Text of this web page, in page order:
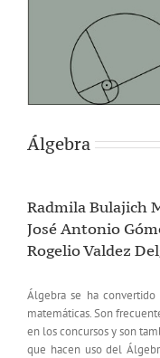
Álgebra
Radmila Bulajich
José Antonio
Rogelio Valdez
Álgebra se ha
matemáticas. Son
en los concursos y son
que hacen uso del